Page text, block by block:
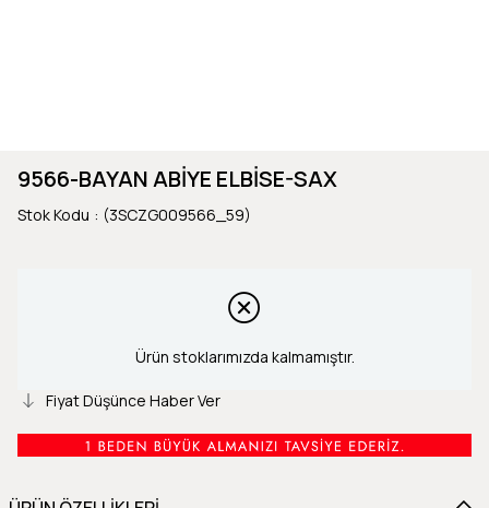
9566-BAYAN ABİYE ELBİSE-SAX
Stok Kodu (3SCZG009566_59)
Ürün stoklarımızda kalmamıştır.
Fiyat Düşünce Haber Ver